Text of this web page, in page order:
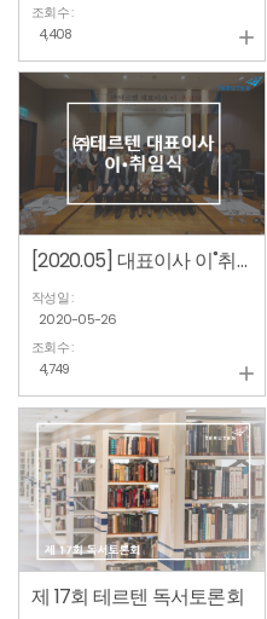
조회수 :
4,408

[2020.05] 대표이사 이˚취임식 현장
작성일 :
2020-05-26
조회수 :
4,749

제 17회 테르텐 독서토론회